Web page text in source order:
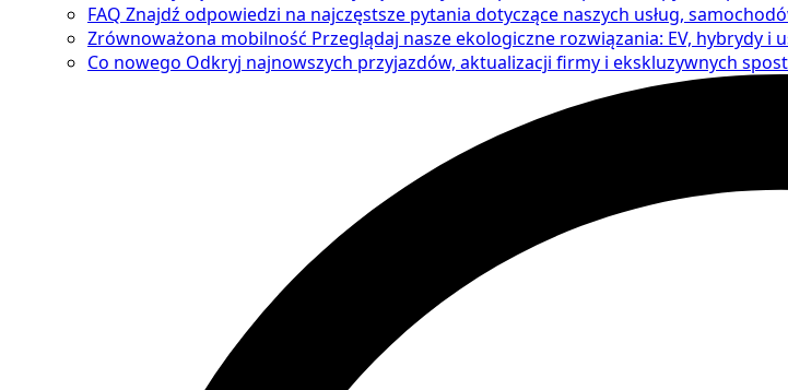
FAQ Znajdź odpowiedzi na najczęstsze pytania dotyczące naszych usług,
Zrównoważona mobilność Przeglądaj nasze ekologiczne rozwiązania: EV, hybrydy i
Co nowego Odkryj najnowszych przyjazdów, aktualizacji firmy i ekskluzywnych